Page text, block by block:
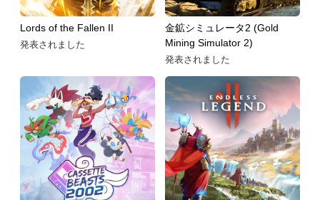
Lords of the Fallen II
発表されました
金鉱シミュレータ2 (Gold
Mining Simulator 2)
発表されました